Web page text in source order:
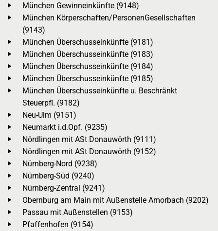
München Gewinneinkünfte (9148)
München Körperschaften/PersonenGesellschaften
(9143)
München Überschusseinkünfte (9181)
München Überschusseinkünfte (9183)
München Überschusseinkünfte (9184)
München Überschusseinkünfte (9185)
München Überschusseinkünfte u. Beschränkt
Steuerpfl. (9182)
Neu-Ulm (9151)
Neumarkt i.d.Opf. (9235)
Nördlingen mit ASt Donauwörth (9111)
Nördlingen mit ASt Donauwörth (9152)
Nürnberg-Nord (9238)
Nürnberg-Süd (9240)
Nürnberg-Zentral (9241)
Obernburg am Main mit Außenstelle Amorbach (9202)
Passau mit Außenstellen (9153)
Pfaffenhofen (9154)